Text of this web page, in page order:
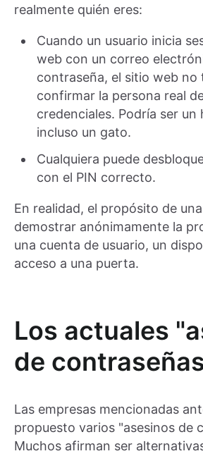
realmente quién eres:
Cuando un usuario inicia
web con un correo
contraseña, el sitio web no
confirmar la persona real
credenciales. Podría ser un
incluso un gato.
Cualquiera puede
con el PIN correcto.
En realidad, el propósito de
demostrar anónimamente la
una cuenta de usuario, un
acceso a una puerta.
Los actuales
de
Las empresas mencionadas
propuesto varios "asesinos de
Muchos afirman ser